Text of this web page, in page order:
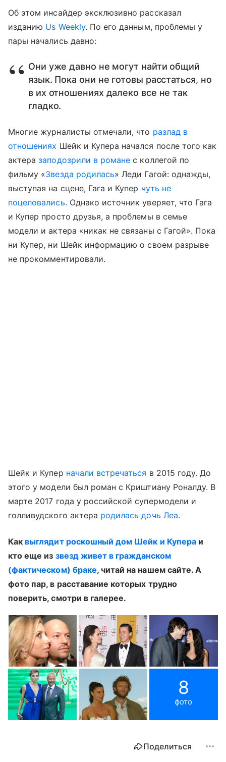
Об этом инсайдер эксклюзивно рассказал
изданию Us Weekly. По его данным, проблемы у
пары начались давно:
Они уже давно не могут найти общий
язык. Пока они не готовы расстаться, но
в их отношениях далеко все не так
гладко.
Многие журналисты отмечали, что разлад в
отношениях Шейк и Купера начался после того как
актеразаподозрили в романе с коллегой по
фильму «Звезда родилась» Леди Гагой: однажды,
выступая на сцене, Гага и Купер чуть не
поцеловались. Однако источник уверяет, что Гага
и Купер просто друзья, а проблемы в семье
модели и актера «никак не связаны с Гагой». Пока
ни Купер, ни Шейк информацию о своем разрыве
не прокомментировали.
Шейк и Купер начали встречаться в 2015 году. До
этого у модели был роман с Криштиану Роналду. В
марте 2017 года у российской супермодели и
голливудского актера родилась дочь Леа.
Как выглядит роскошный дом Шейк и Купераи
кто еще из звезд живет в гражданском
(фактическом) браке, читай на нашем сайте. А
фото пар, в расставание которых трудно
поверить, смотри в галерее.
8
фото
Поделиться